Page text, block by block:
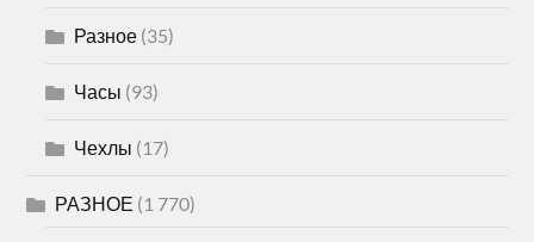
Разное (35)
Часы (93)
Чехлы (17)
РАЗНОЕ (1 770)